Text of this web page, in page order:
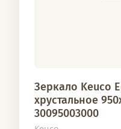
Зеркало Keuco
хрустальное
30095003000